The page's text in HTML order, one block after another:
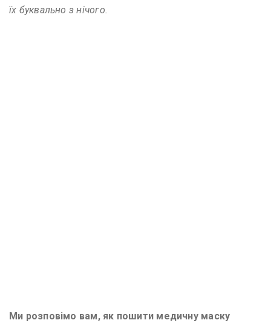
їх буквально з нічого.
Ми розповімо вам, як пошити медичну маску